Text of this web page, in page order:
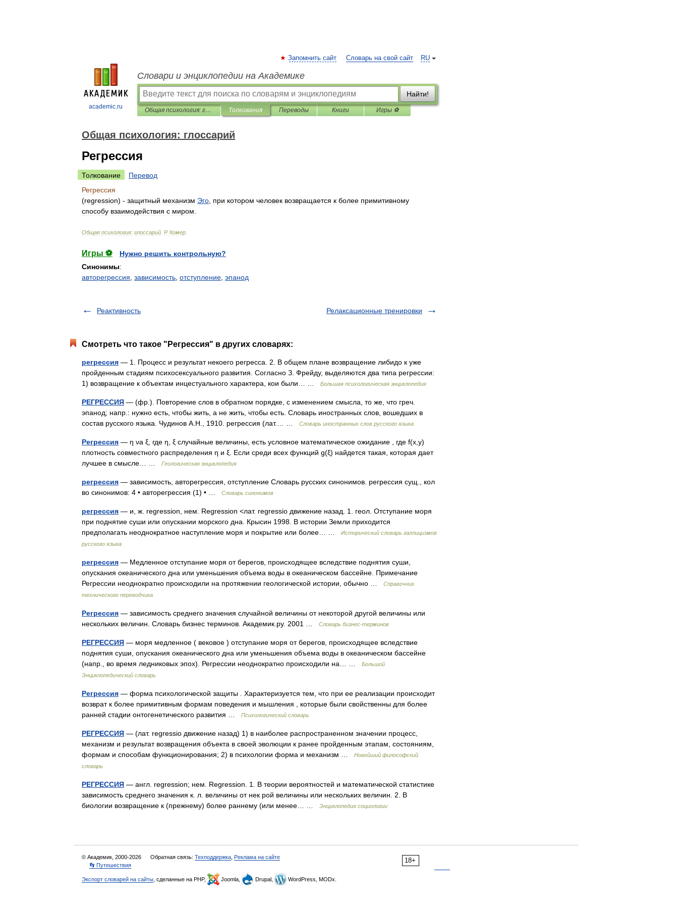
academic.ru
RU
Запомнить сайт Словарь на свой сайт
Словари и энциклопедии на Академике
Найти!
Общая психология: глоссарий Толкования Переводы Книги Игры ⚽
Общая психология: глоссарий
Регрессия
Толкование
Перевод
Регрессия
(regression) - защитный механизм Эго при котором человек возвращается к более примитивному
способу взаимодействия с миром
Общая психология: глоссарий Р. Комер
Игры ⚽
Нужно решить контрольную?
Синонимы:
авторегрессия зависимость отступление эпанод
Реактивность Релаксационные тренировки
Смотреть что такое "Регрессия" в других словарях:
регрессия — 1. Процесс и результат некоего регресса. 2. В общем плане возвращение либидо к уже
пройденным стадиям психосексуального развития. Согласно З. Фрейду, выделяются два типа регрессии:
1) возвращение к объектам инцестуального характера, кои были… …
Большая психологическая энциклопедия
РЕГРЕССИЯ — (фр.). Повторение слов в обратном порядке, с изменением смысла, то же, что греч.
эпанод; напр.: нужно есть, чтобы жить, а не жить, чтобы есть. Словарь иностранных слов, вошедших в
состав русского языка. Чудинов А.Н., 1910. регрессия (лат.… …
Словарь иностранных слов русского языка
Регрессия — η νа ξ, где η, ξ случайные величины, есть условное математическое ожидание , где f(x,y)
плотность совместного распределения η и ξ. Если среди всех функций g(ξ) найдется такая, которая дает
лучшее в смысле… …
Геологическая энциклопедия
регрессия — зависимость, авторегрессия, отступление Словарь русских синонимов. регрессия сущ., кол
во синонимов: 4 • авторегрессия (1) • …
Словарь синонимов
регрессия — и, ж. regression, нем. Regression <лат. regressio движение назад. 1. геол. Отступание моря
при поднятие суши или опускании морского дна. Крысин 1998. В истории Земли приходится
предполагать неоднократное наступление моря и покрытие или более… …
Исторический словарь галлицизмов
русского языка
регрессия — Медленное отступание моря от берегов, происходящее вследствие поднятия суши,
опускания океанического дна или уменьшения объема воды в океаническом бассейне. Примечание
Регрессии неоднократно происходили на протяжении геологической истории, обычно …
Справочник
технического переводчика
Регрессия — зависимость среднего значения случайной величины от некоторой другой величины или
нескольких величин. Словарь бизнес терминов. Академик.ру. 2001 …
Словарь бизнес-терминов
РЕГРЕССИЯ — моря медленное ( вековое ) отступание моря от берегов, происходящее вследствие
поднятия суши, опускания океанического дна или уменьшения объема воды в океаническом бассейне
(напр., во время ледниковых эпох). Регрессии неоднократно происходили на… …
Большой
Энциклопедический словарь
Регрессия — форма психологической защиты . Характеризуется тем, что при ее реализации происходит
возврат к более примитивным формам поведения и мышления , которые были свойственны для более
ранней стадии онтогенетического развития …
Психологический словарь
РЕГРЕССИЯ — (лат. regressio движение назад) 1) в наиболее распространенном значении процесс,
механизм и результат возвращения объекта в своей эволюции к ранее пройденным этапам, состояниям,
формам и способам функционирования; 2) в психологии форма и механизм …
Новейший философский
словарь
РЕГРЕССИЯ — англ. regression; нем. Regression. 1. В теории вероятностей и математической статистике
зависимость среднего значения к. л. величины от нек рой величины или нескольких величин. 2. В
биологии возвращение к (прежнему) более раннему (или менее… …
Энциклопедия социологии
18+
© Академик, 2000-2026 Обратная связь: Техподдержка Реклама на сайте
👣 Путешествия
Экспорт словарей на сайты , сделанные на PHP, Joomla, Drupal, WordPress, MODx.